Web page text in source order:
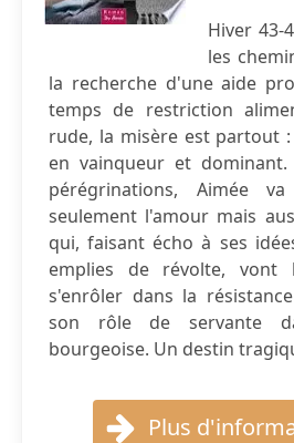
Hiver 43-
les
la recherche d'une aide
temps de restriction
rude, la misère est partout
en vainqueur et
pérégrinations, Aimée
seulement l'amour mais
qui, faisant écho à ses
emplies de révolte, vont
s'enrôler dans la
son rôle de servante
bourgeoise. Un destin
Plus